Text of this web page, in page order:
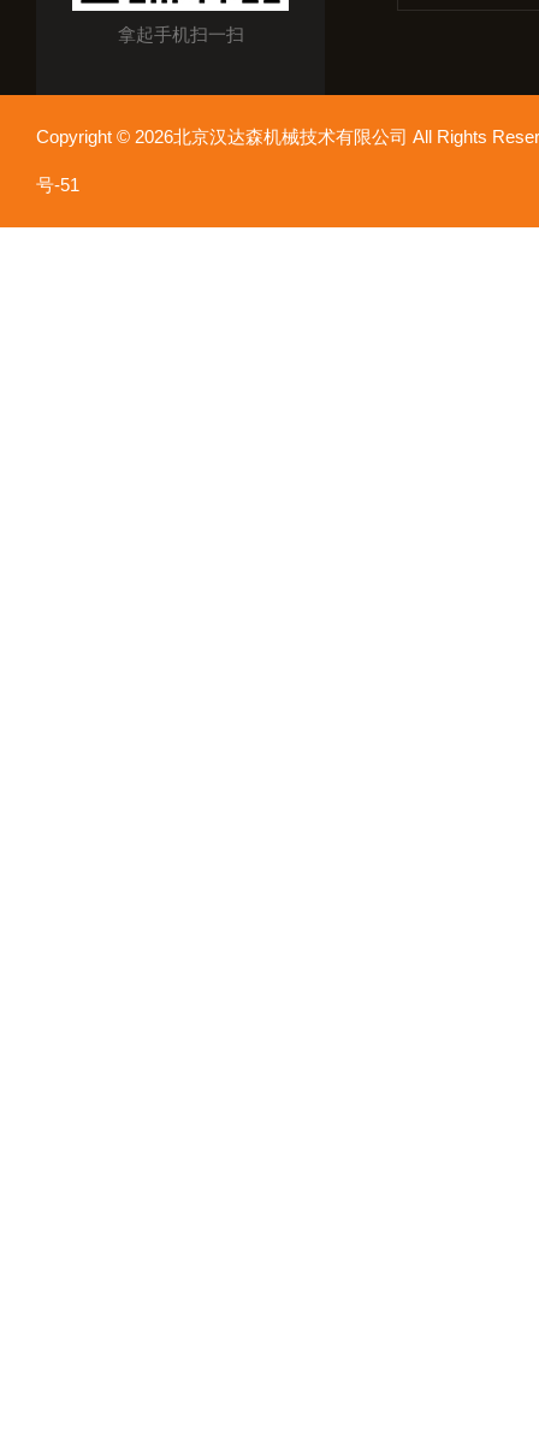
拿起手机扫一扫
Copyright © 2026北京汉达森机械技术有限公司 All Rights
号-51